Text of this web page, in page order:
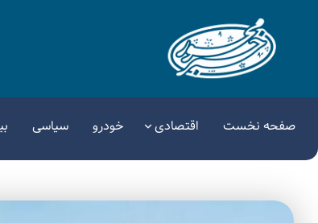
صفحه نخست اقتصادی خودرو سیاسی